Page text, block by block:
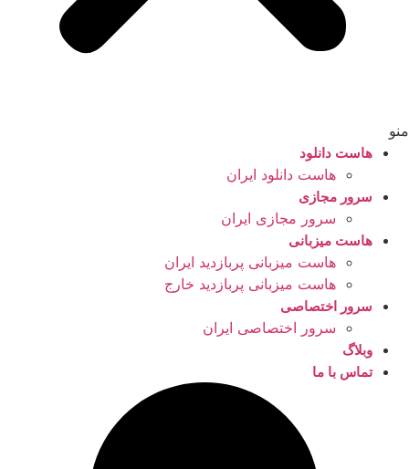
منو
هاست دانلود
هاست دانلود ایران
سرور مجازی
سرور مجازی ایران
هاست میزبانی
هاست میزبانی پربازدید ایران
هاست میزبانی پربازدید خارج
سرور اختصاصی
سرور اختصاصی ایران
وبلاگ
تماس با ما